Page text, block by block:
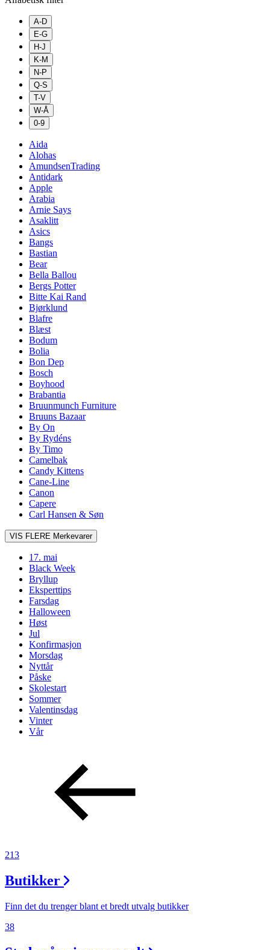
A-D
E-G
H-J
K-M
N-P
Q-S
T-V
W-Å
0-9
Aida
Alohas
AmundsenTrading
Antidark
Apple
Arabia
Arnie Says
Asaklitt
Asics
Bangs
Bastian
Bear
Bella Ballou
Bergs Potter
Bitte Kai Rand
Bjørklund
Blafre
Blæst
Bodum
Bolia
Bon Dep
Bosch
Boyhood
Brabantia
Bruunmunch Furniture
Bruuns Bazaar
By On
By Rydéns
By Timo
Camelbak
Candy Kittens
Cane-Line
Canon
Capere
Carl Hansen & Søn
VIS FLERE Merkevarer
17. mai
Black Week
Bryllup
Eksperttips
Farsdag
Halloween
Høst
Jul
Konfirmasjon
Morsdag
Nyttår
Påske
Skolestart
Sommer
Valentinsdag
Vinter
Vår
213
Butikker
Finn det du trenger blant et bredt utvalg butikker
38